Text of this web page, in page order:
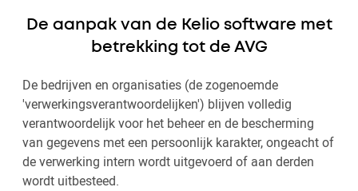
De aanpak van de Kelio software met
betrekking tot de AVG
De bedrijven en organisaties (de zogenoemde
'verwerkingsverantwoordelijken') blijven volledig
verantwoordelijk voor het beheer en de bescherming
van gegevens met een persoonlijk karakter, ongeacht of
de verwerking intern wordt uitgevoerd of aan derden
wordt uitbesteed.